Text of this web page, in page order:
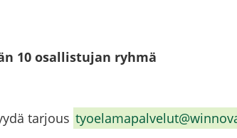
10 osal­lis­tu­jan ryhmä
tar­jous